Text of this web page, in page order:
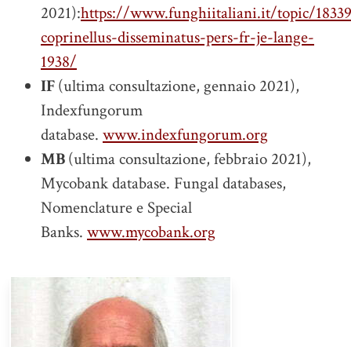
2021):https://www.funghiitaliani.it/topic/
coprinellus-disseminatus-pers-fr-je-lange-
1938/
IF(ultima consultazione, gennaio 2021),
Indexfungorum
database. www.indexfungorum.org
MB(ultima consultazione, febbraio 2021),
Mycobank database. Fungal databases,
Nomenclature e Special
Banks. www.mycobank.org